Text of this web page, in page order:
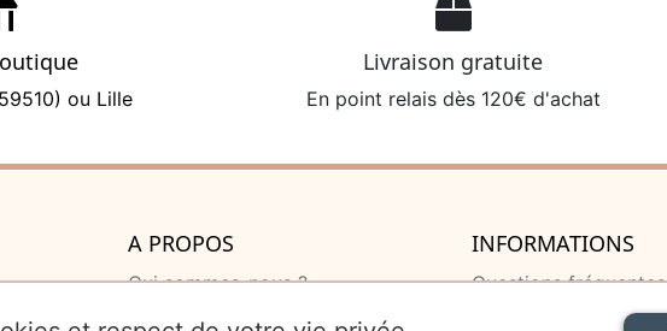
ou Lille
Livraison gratuite
En point relais dès 120€ d'achat
A PROPOS
Qui sommes-nous ?
INFORMATIONS
Questions fréquentes
Livraison et retour